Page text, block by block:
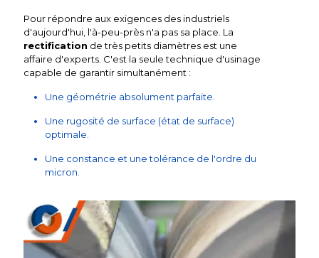
Pour répondre aux exigences des industriels
d'aujourd'hui, l'à-peu-près n'a pas sa place. La
rectification de très petits diamètres est une
affaire d'experts. C'est la seule technique d'usinage
capable de garantir simultanément :
Une géométrie absolument parfaite.
Une rugosité de surface (état de surface)
optimale.
Une constance et une tolérance de l'ordre du
micron.